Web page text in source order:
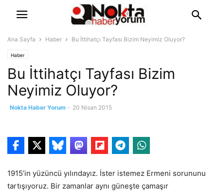
Ana Sayfa Haber Bu İttihatçı Tayfası Bizim Neyimiz Oluyor?
Haber
Bu İttihatçı Tayfası Bizim
Neyimiz Oluyor?
Nokta Haber Yorum - 20 Nisan 2015
1915’in yüzüncü yılındayız. İster istemez Ermeni sorununu
tartışıyoruz. Bir zamanlar aynı güneşte çamaşır